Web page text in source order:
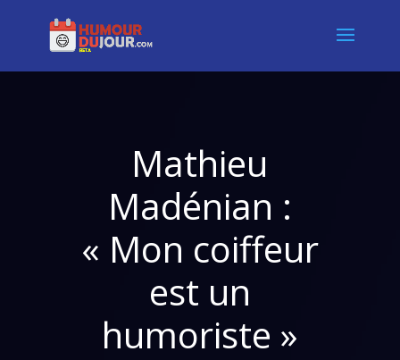
Mathieu
Madénian :
« Mon coiffeur
est un
humoriste »